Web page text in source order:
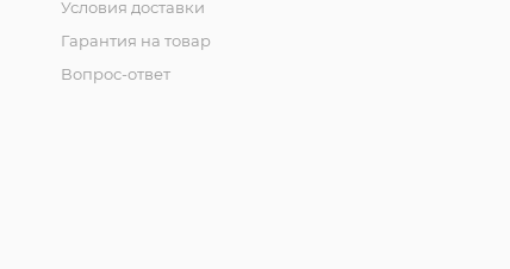
Условия доставки
Гарантия на товар
Вопрос-ответ